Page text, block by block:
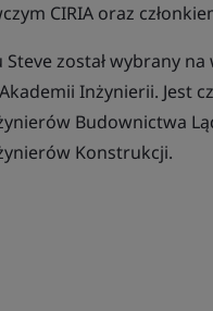
CIRIA oraz
Steve został wybrany na
Inżynierii. Jest
Budownictwa
Konstrukcji.